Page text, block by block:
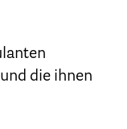
Berlin
die ihnen